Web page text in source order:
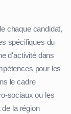
chaque candidat,
spécifiques du
d'activité dans
pour les
le cadre
sociaux ou les
la région